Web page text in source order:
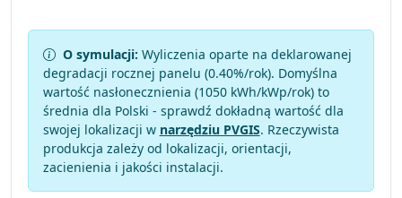
O symulacji: Wyliczenia oparte na deklarowanej
degradacji rocznej panelu (0.40%/rok). Domyślna
wartość nasłonecznienia (1050 kWh/kWp/rok) to
średnia dla Polski - sprawdź dokładną wartość dla
swojej lokalizacji w narzędziu PVGIS. Rzeczywista
produkcja zależy od lokalizacji, orientacji,
zacienienia i jakości instalacji.